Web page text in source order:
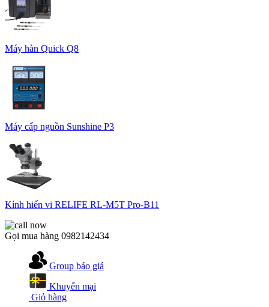
Máy hàn Quick Q8
Máy cấp nguồn Sunshine P3
Kính hiển vi RELIFE RL-M5T Pro-B11
Gọi mua hàng 0982142434
Group báo giá
Khuyến mại
Giỏ hàng